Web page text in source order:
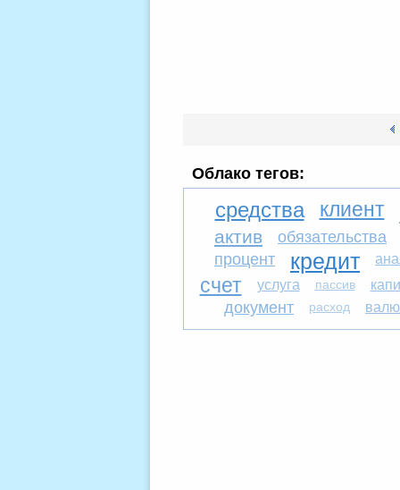
Облако тегов:
средства клиент
актив
обязательства
процент
кредит
счет услуга пассив
документ расход